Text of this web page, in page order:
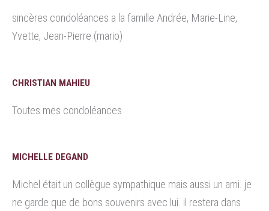
sincères condoléances a la famille Andrée, Marie-Line,
Yvette, Jean-Pierre (mario)
CHRISTIAN MAHIEU
Toutes mes condoléances
MICHELLE DEGAND
Michel était un collègue sympathique mais aussi un ami. je
ne garde que de bons souvenirs avec lui. il restera dans